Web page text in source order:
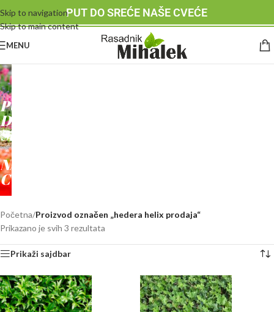
Skip to navigation
Skip to main content
PUT DO SREĆE NAŠE CVEĆE
MENU
RASADNIK
MIHALEK
PUT
DO
SREĆE
-
NAŠE
CVEĆE
Početna/Proizvod označen „hedera helix prodaja“
Prikazano je svih 3 rezultata
Prikaži sajdbar